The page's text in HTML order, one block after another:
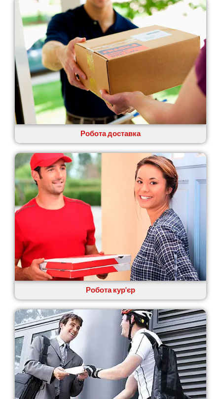
Гатне
Глеваха
Горішні Плавні
Гостомель
Харків
Херсон
Хмельницький
Хмільник
Ірпінь
Івано-Франківськ
Ізмаїл
Кагарлик
Калуш
Кам’янець-Подільський
Кам’янка
Кам’янське
Канів
Козятин
Київ
Коцюбинське
Конотоп
Коростень
Корсунь-Шевченківський
Ковель
Козин
Красноград
Кременчук
Кременець
Кривий Ріг
Кролевець
Кропивницький
Крихівці
Робота доставка
Робота кур'єр